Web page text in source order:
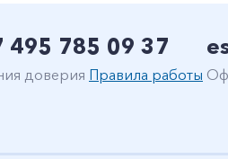
495 785 09 37
доверия Правила работы